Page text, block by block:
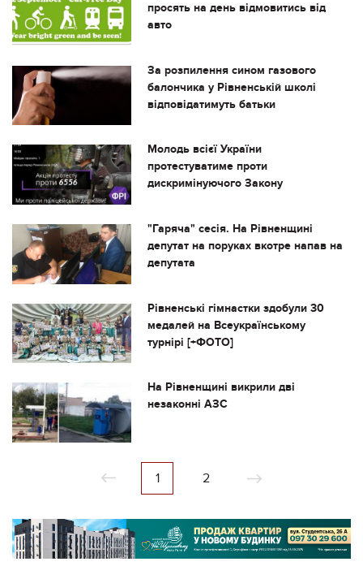
просять на день відмовитись від
авто
За розпилення сином газового
балончика у Рівненській школі
відповідатимуть батьки
Молодь всієї України
протестуватиме проти
дискримінуючого Закону
"Гаряча" сесія. На Рівненщині
депутат на поруках вкотре напав на
депутата
Рівненські гімнастки здобули 30
медалей на Всеукраїнському
турнірі [+ФОТО]
На Рівненщині викрили дві
незаконні АЗС
1 2